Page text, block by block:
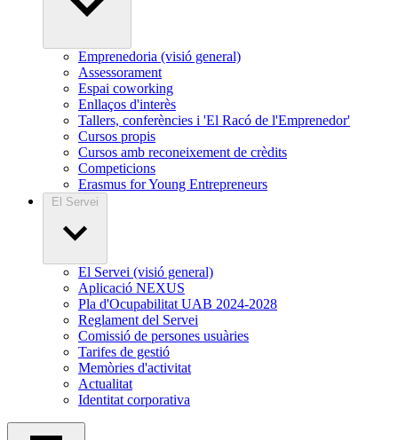
Emprenedoria (visió general)
Assessorament
Espai coworking
Enllaços d'interès
Tallers, conferències i 'El Racó de l'Emprenedor'
Cursos propis
Cursos amb reconeixement de crèdits
Competicions
Erasmus for Young Entrepreneurs
El Servei
El Servei (visió general)
Aplicació NEXUS
Pla d'Ocupabilitat UAB 2024-2028
Reglament del Servei
Comissió de persones usuàries
Tarifes de gestió
Memòries d'activitat
Actualitat
Identitat corporativa